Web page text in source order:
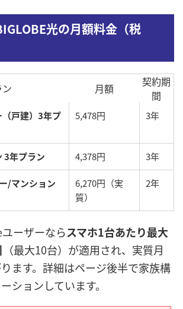
光の月額料金（税
月額
契約期
間
戸建）3年プ
5,478円 3年
3年プラン 4,378円 3年
/マンション
6,270円（実
質）
2年
ーザーならスマホ1台あたり最大
（最大10台）が適用され、実質月
ます。詳細はページ後半で家族構
ションしています。